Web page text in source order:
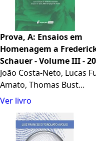
Prova, A: Ensaios em
Homenagem a
Schauer - Volume III -
João Costa-Neto, Lucas
Amato, Thomas Bust...
Ver livro